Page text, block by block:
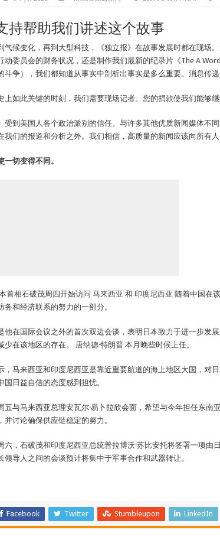
持帮助我们讲述这个故事
气候变化，再到大型科技，《独立报》在故事发展时都在现场
动委员会的财务状况，还是制作我们最新的纪录片《The A
斗争），我们都知道从事实中剖析出事实是多么重要。消息传递
上如此关键的时刻，我们需要现场记者。您的捐款使我们能够继
受到美国人各个政治派别的信任。与许多其他优质新闻媒体不
我们的报道和分析之外。我们相信，高质量的新闻应该向所有人
一切变得不同。
首相石破茂周四开始访问 马来西亚 和 印度尼西亚 随着中国在
务和经济联系的努力的一部分。
他在国际会议之外的首次双边会谈，表明日本致力于进一步发
少在该地区的存在。 唐纳德·特朗普本月晚些时候上任。
，马来西亚和印度尼西亚是靠近重要航道的海上地区大国，对
国日益自信的态度感到担忧。
五与马来西亚总理安瓦尔·易卜拉欣会面，希望与今年担任东南
并讨论确保供应链稳定的努力。
六，石破茂和印度尼西亚总统普拉博沃·苏比安托将签署一项由
领导人之间的会谈预计将集中于军事合作和武器转让。
Facebook Twitter Stumbleupon LinkedIn